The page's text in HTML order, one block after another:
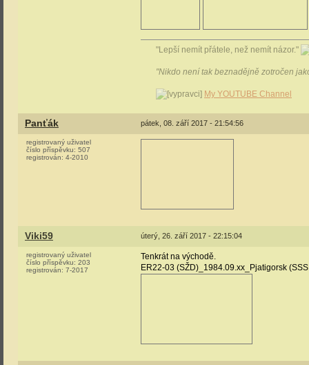
"Lepší nemít přátele, než nemít názor."
"Nikdo není tak beznadějně zotročen
My YOUTUBE Channel
Panťák pátek, 08. září 2017 - 21:54:56
registrovaný uživatel
číslo příspěvku: 507
registrován: 4-2010
Viki59 úterý, 26. září 2017 - 22:15:04
registrovaný uživatel
číslo příspěvku: 203
registrován: 7-2017
Tenkrát na východě.
ER22-03 (SŽD)_1984.09.xx_Pjatigorsk